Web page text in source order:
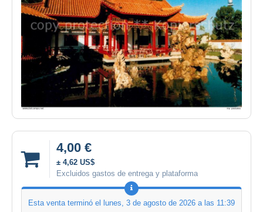
4,00 €
± 4,62 US$
Excluidos gastos de entrega y plataforma
Esta venta terminó el
lunes, 3 de agosto de 2026 a las 11:39